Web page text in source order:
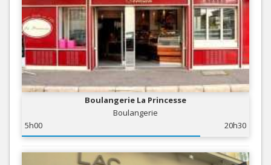
Boulangerie La Princesse
Boulangerie
5h00
20h30